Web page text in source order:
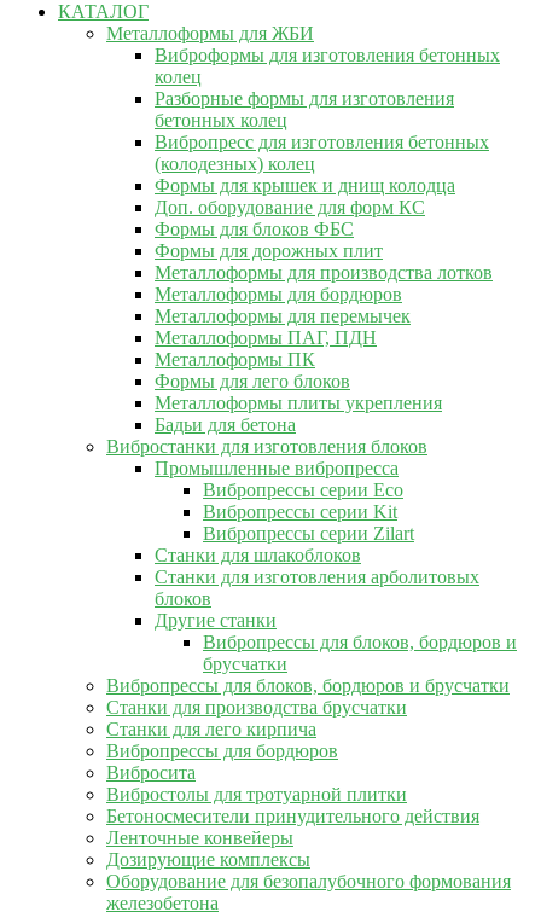
КАТАЛОГ
Металлоформы для ЖБИ
Виброформы для изготовления бетонных
колец
Разборные формы для изготовления
бетонных колец
Вибропресс для изготовления бетонных
(колодезных) колец
Формы для крышек и днищ колодца
Доп. оборудование для форм КС
Формы для блоков ФБС
Формы для дорожных плит
Металлоформы для производства лотков
Металлоформы для бордюров
Металлоформы для перемычек
Металлоформы ПАГ, ПДН
Металлоформы ПК
Формы для лего блоков
Металлоформы плиты укрепления
Бадьи для бетона
Вибростанки для изготовления блоков
Промышленные вибропресса
Вибропрессы серии Eco
Вибропрессы серии Kit
Вибропрессы серии Zilart
Станки для шлакоблоков
Станки для изготовления арболитовых
блоков
Другие станки
Вибропрессы для блоков, бордюров и
брусчатки
Вибропрессы для блоков, бордюров и брусчатки
Станки для производства брусчатки
Станки для лего кирпича
Вибропрессы для бордюров
Вибросита
Вибростолы для тротуарной плитки
Бетоносмесители принудительного действия
Ленточные конвейеры
Дозирующие комплексы
Оборудование для безопалубочного формования
железобетона